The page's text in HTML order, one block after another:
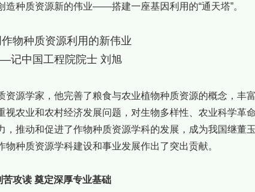
种质资源新的伟业——搭建一座基因利用的“通天塔”。
物种质资源利用的新伟业
记中国工程院院士 刘旭
源学家，他完善了粮食与农业植物种质资源的概念，丰
农业和农村经济发展问题，对生物多样性、农业科学革
推动和促进了作物种质资源学科的发展，成为我国继董
种质资源学科建设和事业发展作出了突出贡献。
苦攻读 奠定深厚专业基础